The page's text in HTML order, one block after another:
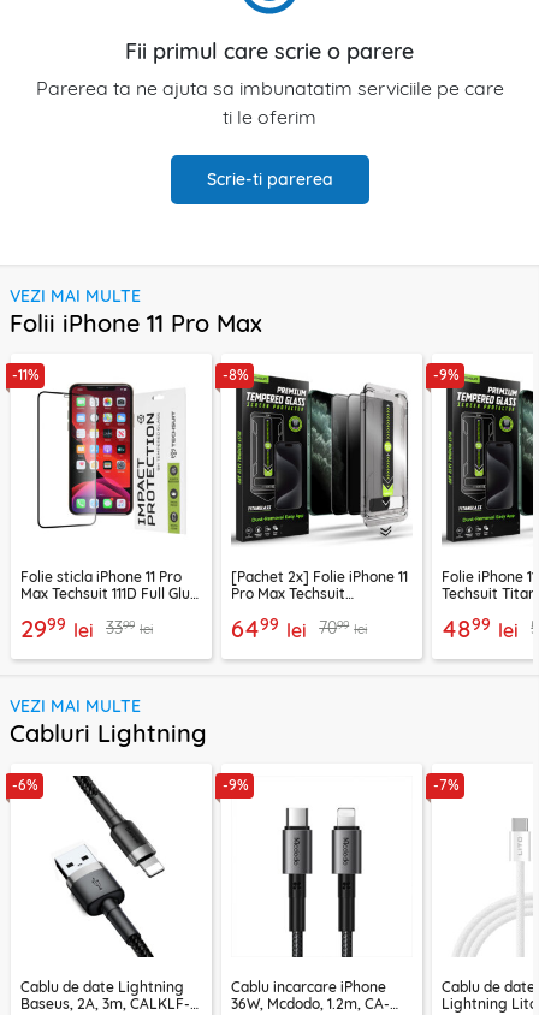
Fii primul care scrie o parere
Parerea ta ne ajuta sa imbunatatim serviciile pe care
ti le oferim
Scrie-ti parerea
VEZI MAI MULTE
Folii iPhone 11 Pro Max
-11%
Folie sticla iPhone 11 Pro
Max Techsuit 111D Full Glue
2999 lei 3399 lei
-8%
[Pachet 2x] Folie iPhone 11
Pro Max Techsuit
privacy
6499 lei 7099 lei
-9%
Folie iPhone
Techsuit
4899 lei
VEZI MAI MULTE
Cabluri Lightning
-6%
Cablu de date Lightning
Baseus, 2A, 3m, CALKLF-
-9%
Cablu incarcare iPhone
36W, Mcdodo, 1.2m, CA-
-7%
Cablu de date
Lightning